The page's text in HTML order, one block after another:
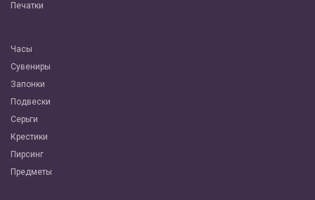
Печатки
Часы
Сувениры
Запонки
Подвески
Серьги
Крестики
Пирсинг
Предметы